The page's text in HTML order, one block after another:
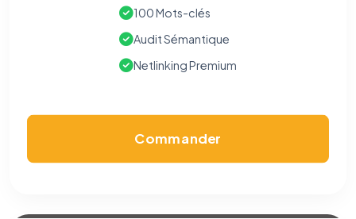
100 Mots-clés
Audit Sémantique
Netlinking Premium
Commander